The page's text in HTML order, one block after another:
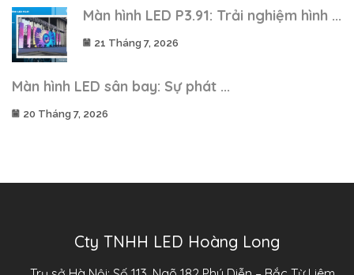
Màn hình LED P3.91: Trải nghiệm hình ...
21 Tháng 7, 2026
Màn hình LED sân bay: Sự phát ...
20 Tháng 7, 2026
Cty TNHH LED Hoàng Long